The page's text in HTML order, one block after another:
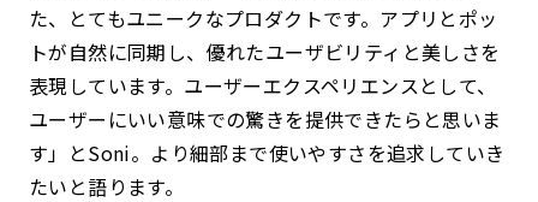
た、とてもユニークなプロダクトです。アプリとポッ
トが自然に同期し、優れたユーザビリティと美しさを
表現しています。ユーザーエクスペリエンスとして、
ユーザーにいい意味での驚きを提供できたらと思いま
す」とSoni。より細部まで使いやすさを追求していき
たいと語ります。